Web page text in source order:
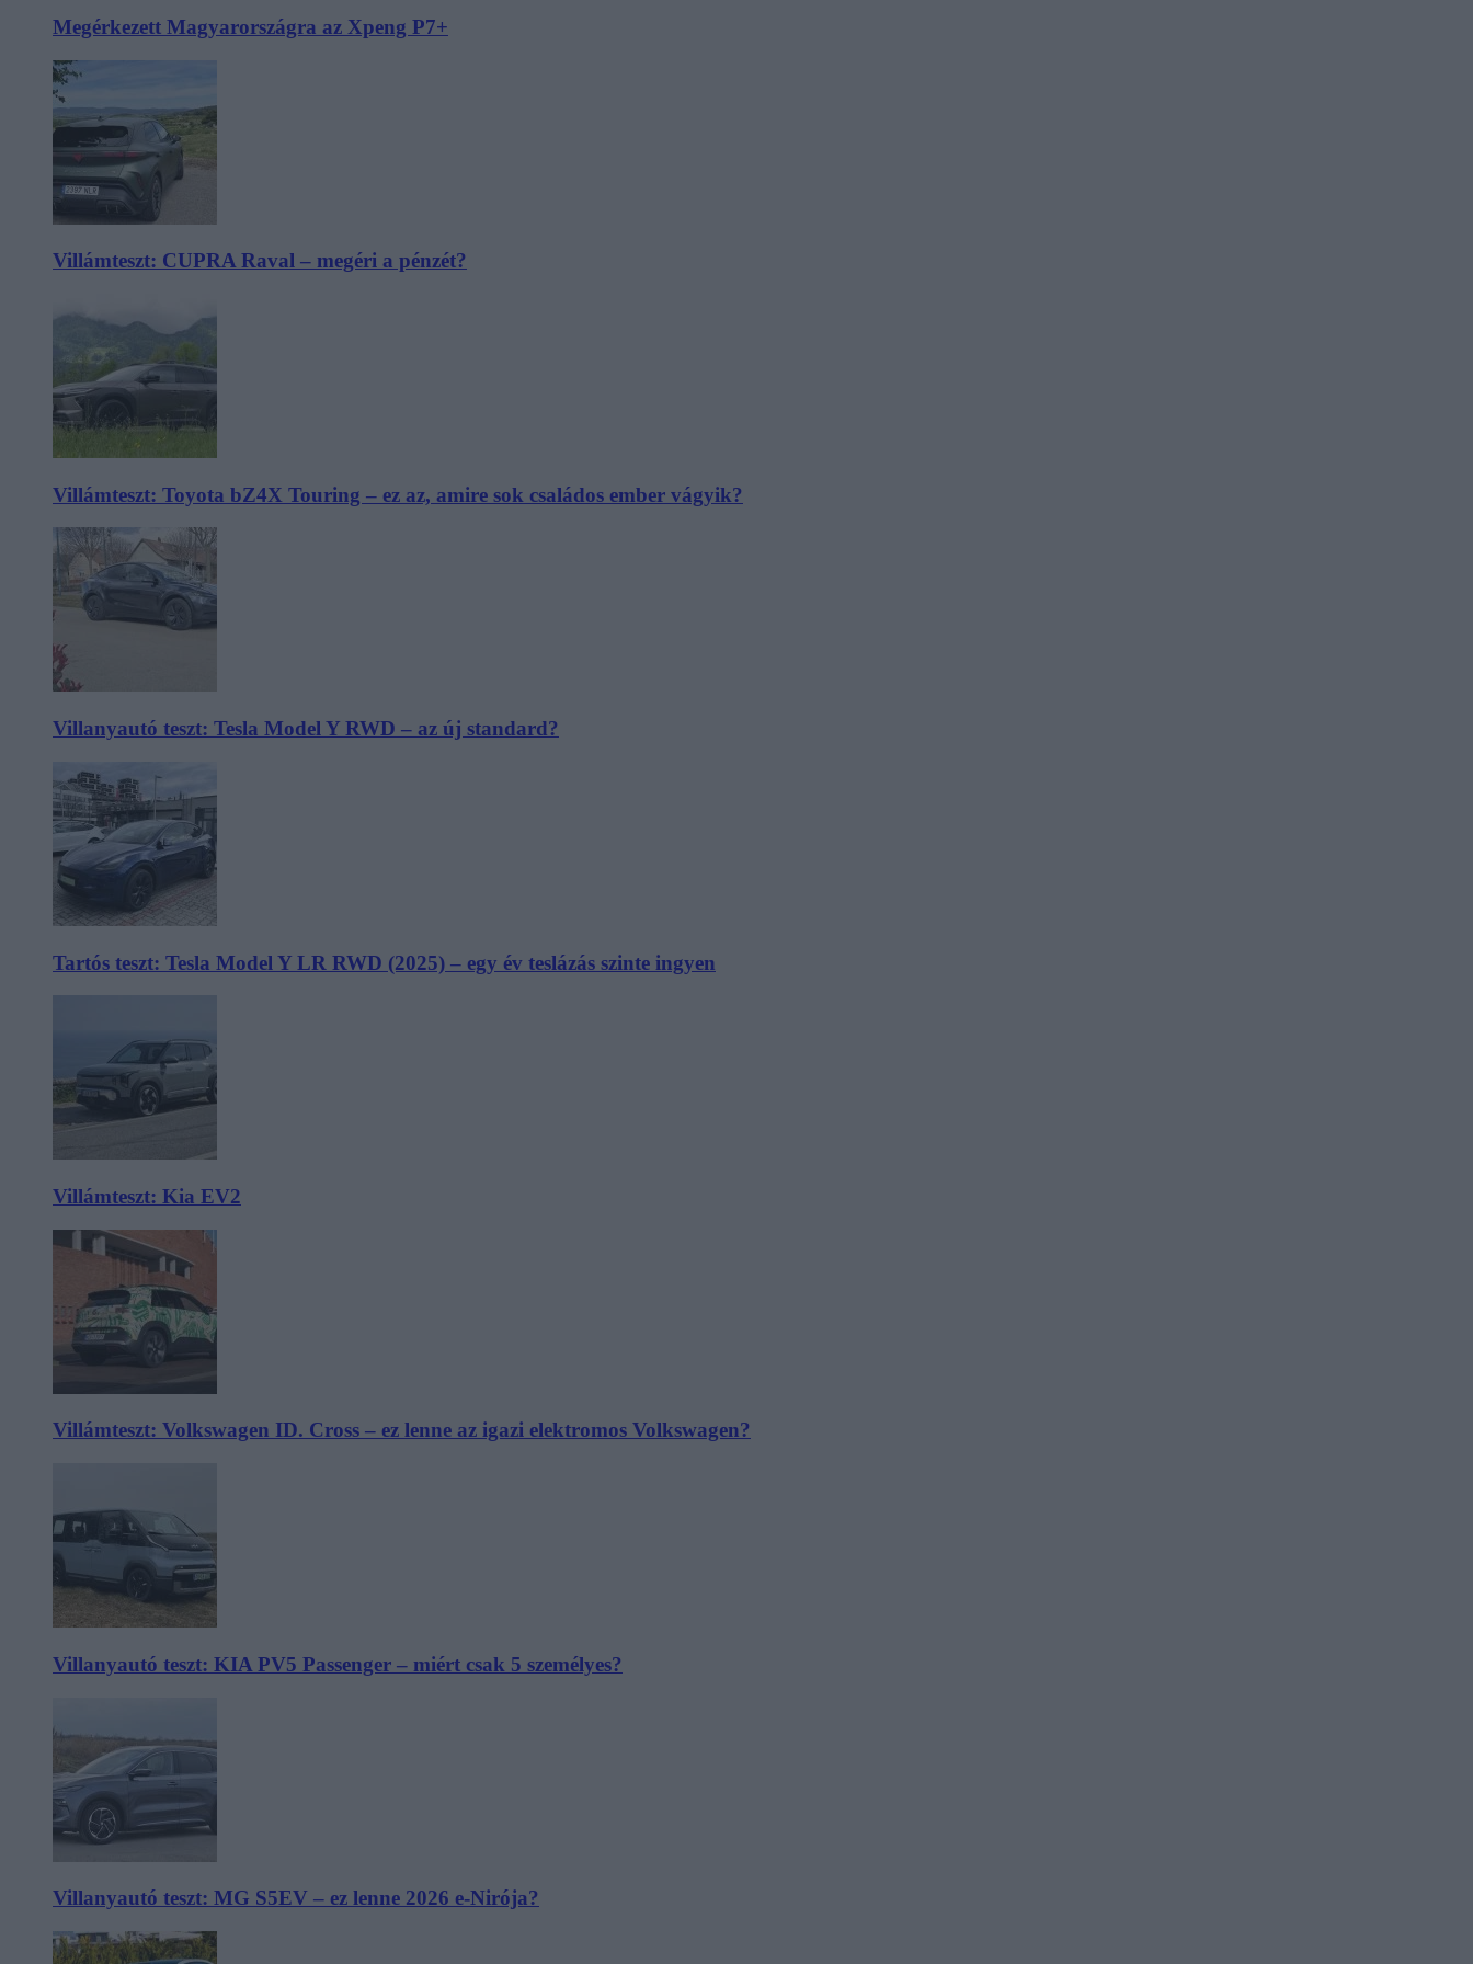
Megérkezett Magyarországra az Xpeng P7+
Villámteszt: CUPRA Raval – megéri a pénzét?
Villámteszt: Toyota bZ4X Touring – ez az, amire sok családos ember vágyik?
Villanyautó teszt: Tesla Model Y RWD – az új standard?
Tartós teszt: Tesla Model Y LR RWD (2025) – egy év teslázás szinte ingyen
Villámteszt: Kia EV2
Villámteszt: Volkswagen ID. Cross – ez lenne az igazi elektromos Volkswagen?
Villanyautó teszt: KIA PV5 Passenger – miért csak 5 személyes?
Villanyautó teszt: MG S5EV – ez lenne 2026 e-Nirója?